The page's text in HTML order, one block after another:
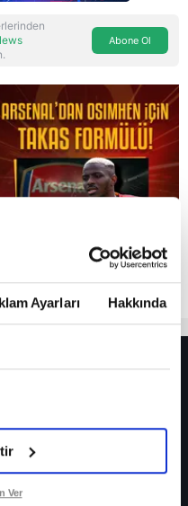
Ayarları Hakkında
Ver
Abone Ol
arasında gelmişti
için olay sözler!